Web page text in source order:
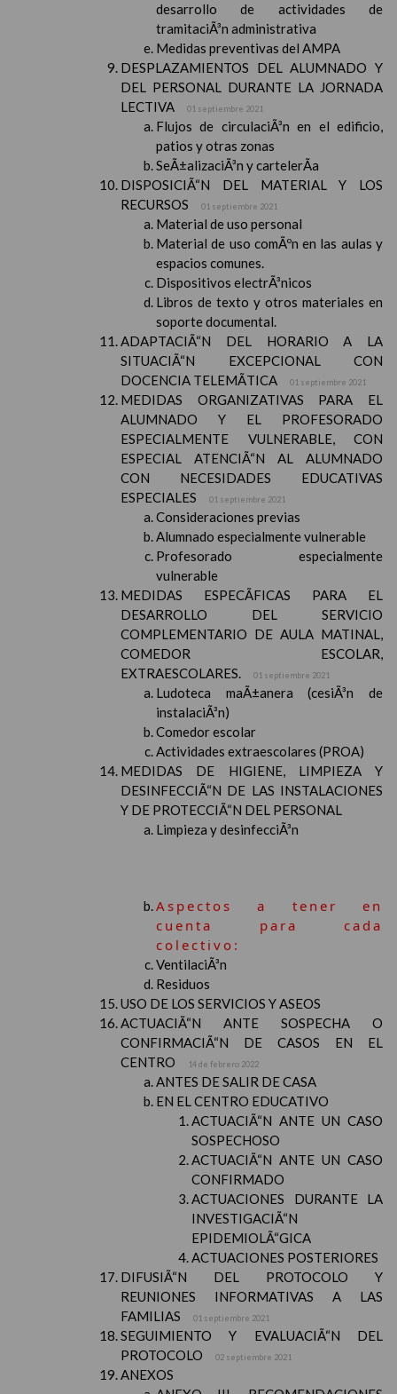
desarrollo de actividades de
tramitaciÃ³n administrativa
Medidas preventivas del AMPA
DESPLAZAMIENTOS DEL ALUMNADO Y
DEL PERSONAL DURANTE LA JORNADA
LECTIVA
01 septiembre 2021
Flujos de circulaciÃ³n en el edificio,
patios y otras zonas
SeÃ±alizaciÃ³n y cartelerÃ­a
DISPOSICIÃ“N DEL MATERIAL Y LOS
RECURSOS
01 septiembre 2021
Material de uso personal
Material de uso comÃºn en las aulas y
espacios comunes.
Dispositivos electrÃ³nicos
Libros de texto y otros materiales en
soporte documental.
ADAPTACIÃ“N DEL HORARIO A LA
SITUACIÃ“N EXCEPCIONAL CON
DOCENCIA TELEMÃTICA
01 septiembre 2021
MEDIDAS ORGANIZATIVAS PARA EL
ALUMNADO Y EL PROFESORADO
ESPECIALMENTE VULNERABLE, CON
ESPECIAL ATENCIÃ“N AL ALUMNADO
CON NECESIDADES EDUCATIVAS
ESPECIALES
01 septiembre 2021
Consideraciones previas
Alumnado especialmente vulnerable
Profesorado especialmente
vulnerable
MEDIDAS ESPECÃFICAS PARA EL
DESARROLLO DEL SERVICIO
COMPLEMENTARIO DE AULA MATINAL,
COMEDOR ESCOLAR,
EXTRAESCOLARES.
01 septiembre 2021
Ludoteca maÃ±anera (cesiÃ³n de
instalaciÃ³n)
Comedor escolar
Actividades extraescolares (PROA)
MEDIDAS DE HIGIENE, LIMPIEZA Y
DESINFECCIÃ“N DE LAS INSTALACIONES
Y DE PROTECCIÃ“N DEL PERSONAL
Limpieza y desinfecciÃ³n
Aspectos a tener en
cuenta para cada
colectivo:
VentilaciÃ³n
Residuos
USO DE LOS SERVICIOS Y ASEOS
ACTUACIÃ“N ANTE SOSPECHA O
CONFIRMACIÃ“N DE CASOS EN EL
CENTRO
14 de febrero 2022
ANTES DE SALIR DE CASA
EN EL CENTRO EDUCATIVO
ACTUACIÃ“N ANTE UN CASO
SOSPECHOSO
ACTUACIÃ“N ANTE UN CASO
CONFIRMADO
ACTUACIONES DURANTE LA
INVESTIGACIÃ“N
EPIDEMIOLÃ“GICA
ACTUACIONES POSTERIORES
DIFUSIÃ“N DEL PROTOCOLO Y
REUNIONES INFORMATIVAS A LAS
FAMILIAS
01 septiembre 2021
SEGUIMIENTO Y EVALUACIÃ“N DEL
PROTOCOLO
02 septiembre 2021
ANEXOS